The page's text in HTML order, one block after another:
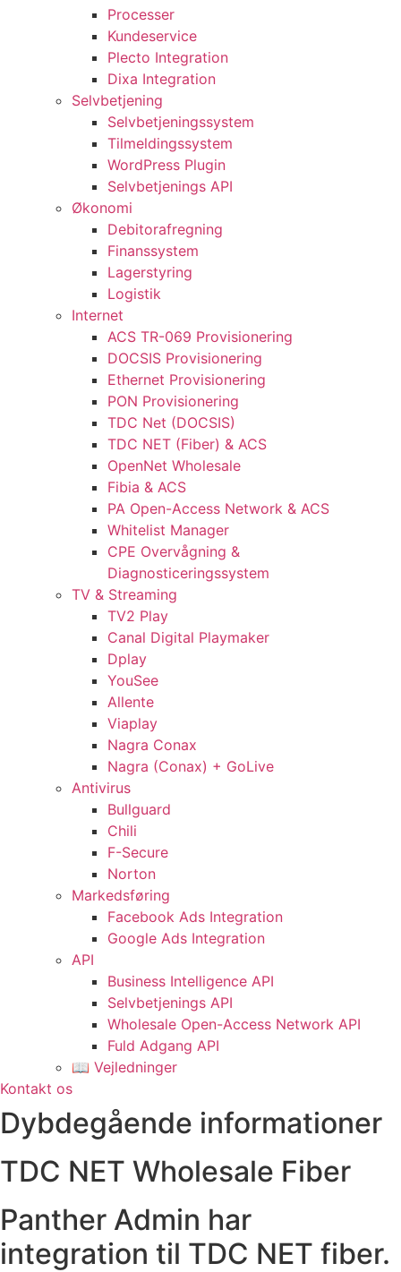
Processer
Kundeservice
Plecto Integration
Dixa Integration
Selvbetjening
Selvbetjeningssystem
Tilmeldingssystem
WordPress Plugin
Selvbetjenings API
Økonomi
Debitorafregning
Finanssystem
Lagerstyring
Logistik
Internet
ACS TR-069 Provisionering
DOCSIS Provisionering
Ethernet Provisionering
PON Provisionering
TDC Net (DOCSIS)
TDC NET (Fiber) & ACS
OpenNet Wholesale
Fibia & ACS
PA Open-Access Network & ACS
Whitelist Manager
CPE Overvågning &
Diagnosticeringssystem
TV & Streaming
TV2 Play
Canal Digital Playmaker
Dplay
YouSee
Allente
Viaplay
Nagra Conax
Nagra (Conax) + GoLive
Antivirus
Bullguard
Chili
F-Secure
Norton
Markedsføring
Facebook Ads Integration
Google Ads Integration
API
Business Intelligence API
Selvbetjenings API
Wholesale Open-Access Network API
Fuld Adgang API
📖 Vejledninger
Kontakt os
Dybdegående informationer
TDC NET Wholesale Fiber
Panther Admin har
integration til TDC NET fiber.